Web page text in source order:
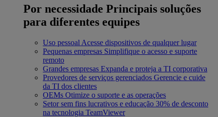
Por necessidade Principais soluções
para diferentes equipes
Uso pessoal Acesse dispositivos de qualquer lugar
Pequenas empresas Simplifique o acesso e suporte
remoto
Grandes empresas Expanda e proteja a TI corporativa
Provedores de serviços gerenciados Gerencie e cuide
da TI dos clientes
OEMs Otimize o suporte e as operações
Setor sem fins lucrativos e educação 30% de desconto
na tecnologia TeamViewer